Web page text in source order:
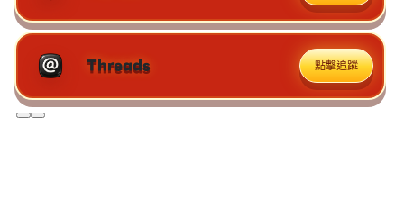
Threads 點擊追蹤